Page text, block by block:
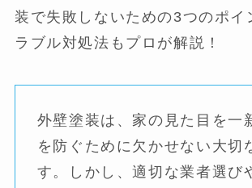
装で失敗しないための3つのポイ
ラブル対処法もプロが解説！
外壁塗装は、家の見た目を一
を防ぐために欠かせない大切
す。しかし、適切な業者選び